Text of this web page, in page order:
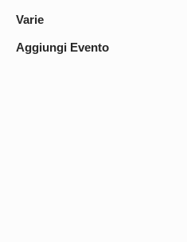
Varie
Aggiungi Evento